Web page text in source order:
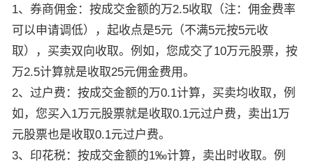
1、券商佣金：按成交金额的万2.5收取（注：佣金费率
可以申请调低），起收点是5元（不满5元按5元收
取），买卖双向收取。例如，您成交了10万元股票，按
万2.5计算就是收取25元佣金费用。
2、过户费：按成交金额的万0.1计算，买卖均收取，例
如，您买入1万元股票就是收取0.1元过户费，卖出1万
元股票也是收取0.1元过户费。
3、印花税：按成交金额的1‰计算，卖出时收取。例